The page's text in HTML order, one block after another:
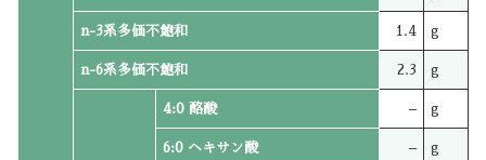
n-3系多価不飽和 1.4 g
n-6系多価不飽和 2.3 g
4:0 酪酸 – g
6:0 ヘキサン酸 – g